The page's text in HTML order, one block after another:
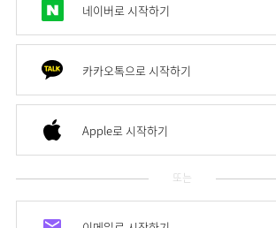
네이버로 시작하기
카카오톡으로 시작하기
Apple로 시작하기
또는